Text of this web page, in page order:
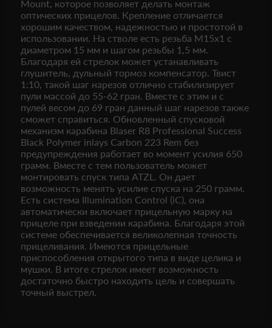
Mount, которое позволяет делать монтаж
оптических прицелов. Крепление отличается
хорошим качеством, надежностью и простотой в
использовании. На стволе есть резьба M15x1 с
диаметром 15 мм и шагом резьбы 1,5 мм.
Благодаря ей стрелок может устанавливать
глушитель, дульный тормоз компенсатор. Твист
1:10, такой шаг нарезов отлично стабилизирует
пули массой до 55-62 гран. Вместе с этим и с
пулей весом до 69 гран данный шаг нарезов также
сможет справиться. Обновленный спусковой
механизм карабина Blaser R8 Professional Success
Black Polymer inlays Carbon 223 Rem без
предупреждения работает во момент усилия 650
грамм. Вместе с тем пользователь может
монтировать спуск типа ATZL. Он дает
возможность менять усилие спуска на 250 грамм.
Есть система Illumination Control (iC), она
автоматически включает прицельную марку на
прицеле при взведении карабина. Благодаря этой
системе обеспечивается великолепная точность
прицеливания. Имеются прицельные
приспособления открытого типа в виде целика и
мушки. В итоге стрелок имеет возможность
достаточно быстро находить цель и совершать
точный выстрел.